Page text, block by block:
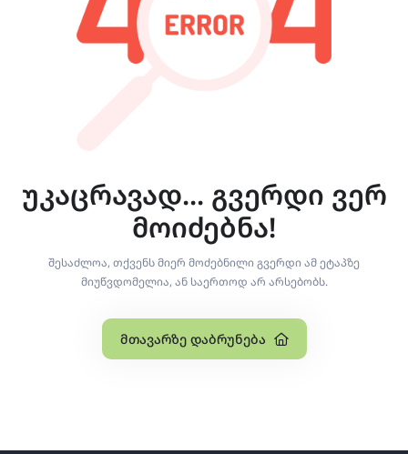
უკაცრავად... გვერდი ვერ
მოიძებნა!
შესაძლოა, თქვენს მიერ მოძებნილი გვერდი ამ ეტაპზე
მიუწვდომელია, ან საერთოდ არ არსებობს.
Მთავარზე Დაბრუნება